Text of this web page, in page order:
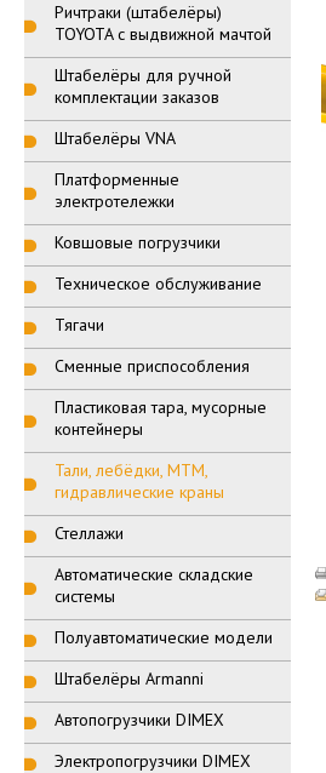
Ричтраки (штабелёры)
TOYOTA с выдвижной мачтой
Штабелёры для ручной
комплектации заказов
Штабелёры VNA
Платформенные
электротележки
Ковшовые погрузчики
Техническое обслуживание
Тягачи
Сменные приспособления
Пластиковая тара, мусорные
контейнеры
Тали, лебёдки, МТМ,
гидравлические краны
Стеллажи
Автоматические складские
системы
Полуавтоматические модели
Штабелёры Armanni
Автопогрузчики DIMEX
Электропогрузчики DIMEX